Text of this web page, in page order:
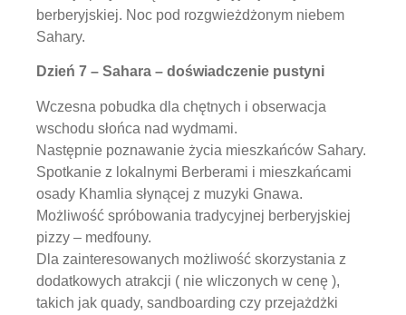
berberyjskiej. Noc pod rozgwieżdżonym niebem
Sahary.
Dzień 7 – Sahara – doświadczenie pustyni
Wczesna pobudka dla chętnych i obserwacja
wschodu słońca nad wydmami.
Następnie poznawanie życia mieszkańców Sahary.
Spotkanie z lokalnymi Berberami i mieszkańcami
osady Khamlia słynącej z muzyki Gnawa.
Możliwość spróbowania tradycyjnej berberyjskiej
pizzy – medfouny.
Dla zainteresowanych możliwość skorzystania z
dodatkowych atrakcji ( nie wliczonych w cenę ),
takich jak quady, sandboarding czy przejażdżki